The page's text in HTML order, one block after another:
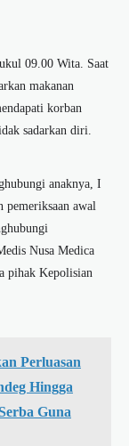
09.00 Wita. Saat
makanan
korban
sadarkan diri.
anaknya, I
pemeriksaan awal
Nusa Medica
pihak Kepolisian
Perluasan
Hingga
Guna